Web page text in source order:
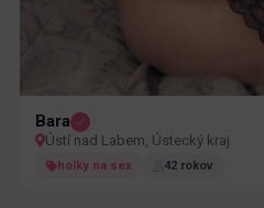
Bara
Ústí nad Labem, Ústecký kraj
holky na sex 42 rokov